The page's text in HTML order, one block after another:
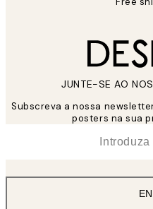
JUNTE-SE AO
Subscreva a nossa
posters na sua